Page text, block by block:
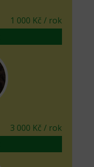
1 000 Kč / rok
3 000 Kč / rok